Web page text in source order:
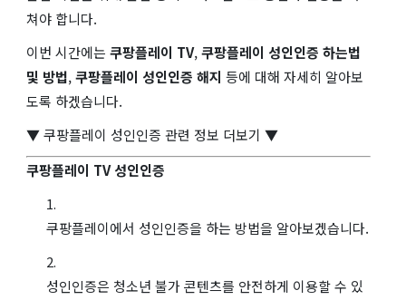
쳐야 합니다.
이번 시간에는 쿠팡플레이 TV,쿠팡플레이 성인인증 하는법
및 방법,쿠팡플레이 성인인증 해지 등에 대해 자세히 알아보
도록 하겠습니다.
▼ 쿠팡플레이 성인인증 관련 정보 더보기 ▼
쿠팡플레이 TV 성인인증
쿠팡플레이에서 성인인증을 하는 방법을 알아보겠습니다.
성인인증은 청소년 불가 콘텐츠를 안전하게 이용할 수 있